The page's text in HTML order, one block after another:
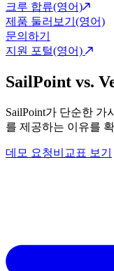
크루 합류(영어)
제품 둘러보기(영어)
문의하기
지원 포털(영어)
SailPoint vs.
SailPoint가 단순한 가
를 제공하는 이유를
데모 요청비교표 보기